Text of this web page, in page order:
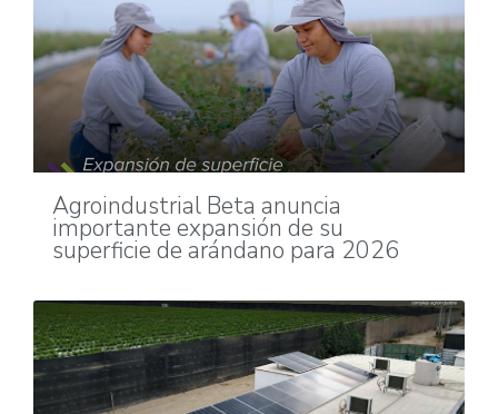
Agroindustrial Beta anuncia
importante expansión de su
superficie de arándano para 2026